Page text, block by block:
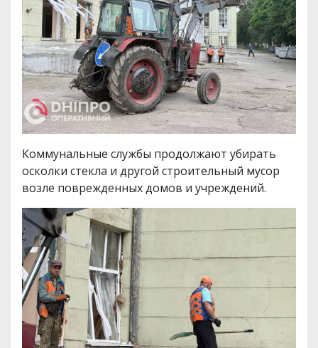
Коммунальные службы продолжают убирать
осколки стекла и другой строительный мусор
возле поврежденных домов и учреждений.